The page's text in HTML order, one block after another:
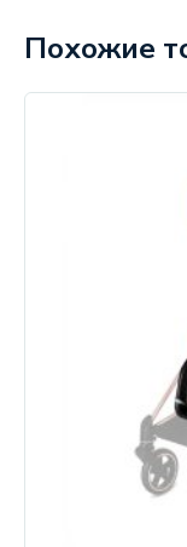
Похожие